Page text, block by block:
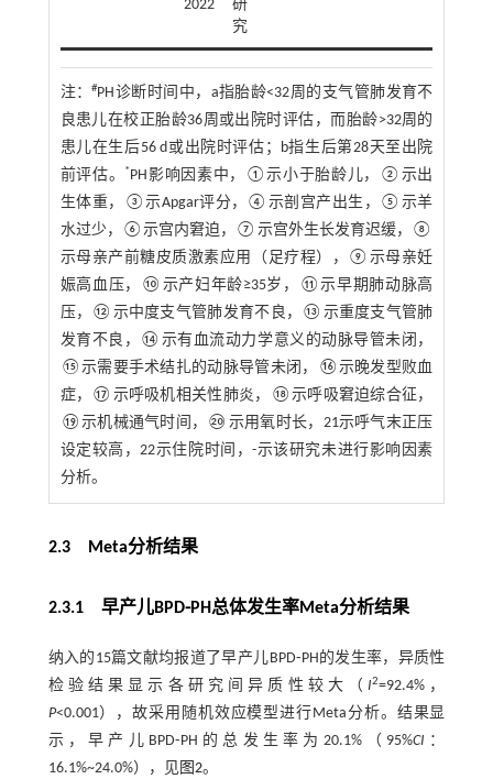
2022
研
究
注：#PH诊断时间中，a指胎龄<32周的支气管肺发育不
良患儿在校正胎龄36周或出院时评估，而胎龄>32周的
患儿在生后56 d或出院时评估；b指生后第28天至出院
前评估。
* PH影响因素中，①示小于胎龄儿，②示出
生体重，③示Apgar评分，④示剖宫产出生，⑤示羊
水过少，⑥示宫内窘迫，⑦示宫外生长发育迟缓，⑧
示母亲产前糖皮质激素应用（足疗程），⑨示母亲妊
娠高血压，⑩示产妇年龄≥35岁，⑪示早期肺动脉高
压，⑫示中度支气管肺发育不良，⑬示重度支气管肺
发育不良，⑭示有血流动力学意义的动脉导管未闭，
⑮示需要手术结扎的动脉导管未闭，⑯示晚发型败血
症，⑰示呼吸机相关性肺炎，⑱示呼吸窘迫综合征，
⑲示机械通气时间，⑳示用氧时长，21示呼气末正压
设定较高，22示住院时间，-示该研究未进行影响因素
分析。
2.3 Meta分析结果
2.3.1 早产儿BPD⁃PH总体发生率Meta分析结果
纳入的15篇文献均报道了早产儿BPD⁃PH的发生率，异质性
检验结果显示各研究间异质性较大（I2=92.4%，
P<0.001），故采用随机效应模型进行Meta分析。结果显
示，早产儿BPD⁃PH的总发生率为20.1%（95%CI ：
16.1%~24.0%），见图2。